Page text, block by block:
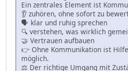
Ein zentrales Element ist
👂 zuhören, ohne sofort zu
🗣 klar und ruhig sprechen
🔍 verstehen, was wirklich
🤝 Vertrauen aufbauen
👉 Ohne Kommunikation ist
möglich.
⚖️ Der richtige Umgang mit